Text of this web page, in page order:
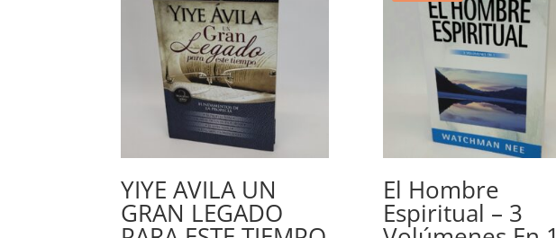
YIYE AVILA UN
GRAN LEGADO
El Hombre
Espiritual – 3